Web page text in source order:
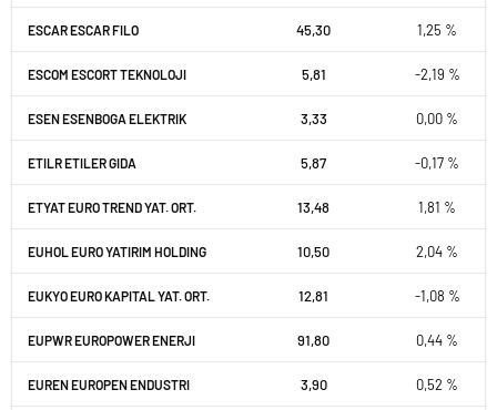
ESCAR ESCAR FILO 45,30 1,25 %
ESCOM ESCORT TEKNOLOJI 5,81 -2,19 %
ESEN ESENBOGA ELEKTRIK 3,33 0,00 %
ETILR ETILER GIDA 5,87 -0,17 %
ETYAT EURO TREND YAT. ORT. 13,48 1,81 %
EUHOL EURO YATIRIM HOLDING 10,50 2,04 %
EUKYO EURO KAPITAL YAT. ORT. 12,81 -1,08 %
EUPWR EUROPOWER ENERJI 91,80 0,44 %
EUREN EUROPEN ENDUSTRI 3,90 0,52 %